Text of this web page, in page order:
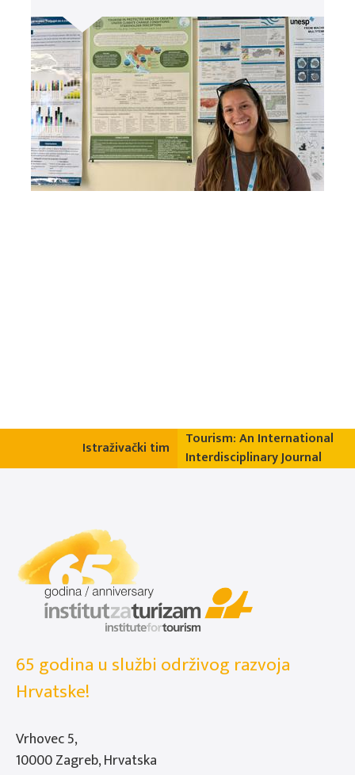
Istraživački tim
Tourism: An International
Interdisciplinary Journal
65 godina u službi održivog razvoja
Hrvatske!
Vrhovec 5,
10000 Zagreb, Hrvatska